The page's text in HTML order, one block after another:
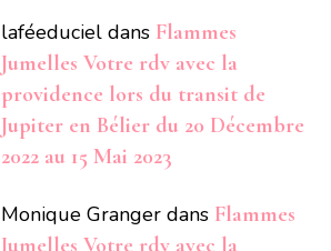
laféeduciel dans Flammes
Jumelles Votre rdv avec la
providence lors du transit de
Jupiter en Bélier du 20 Décembre
2022 au 15 Mai 2023
Monique Granger dans Flammes
Jumelles Votre rdv avec la